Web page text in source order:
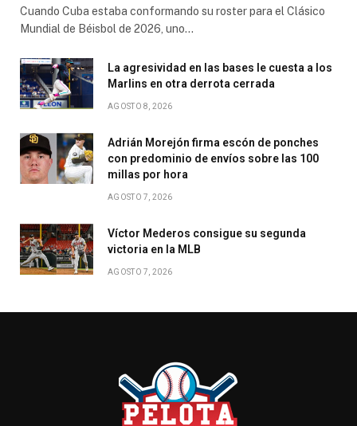
Cuando Cuba estaba conformando su roster para el Clásico
Mundial de Béisbol de 2026, uno…
La agresividad en las bases le cuesta a los
Marlins en otra derrota cerrada
AGOSTO 8, 2026
Adrián Morejón firma escón de ponches
con predominio de envíos sobre las 100
millas por hora
AGOSTO 7, 2026
Víctor Mederos consigue su segunda
victoria en la MLB
AGOSTO 7, 2026